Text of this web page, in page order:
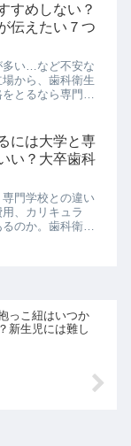
すめしない？
伝えたい７つ
多い…など不安な
から、歯科衛生
とるなら専門学
には大学と専
い？大卒歯科
門学校との違い
、カリキュラ
のか。歯科衛生
っこ紐はいつか
新生児には難し